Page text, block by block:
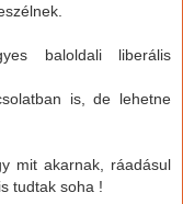
baloldali liberális
is, de lehetne
mit akarnak, ráadásul
tudtak soha !